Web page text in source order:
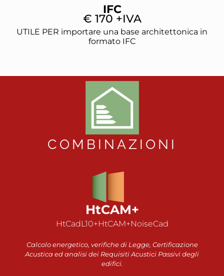
IFC
€ 170 +IVA
UTILE PER importare una base architettonica in
formato IFC
COMBINAZIONI
HtCAM+
HtCadL10+HtCAM+NoiseCad
Calcolo energetico, verifiche di Legge, Certificazione
Acustica ed analisi dei Requisiti Acustici Passivi degli
edifici.